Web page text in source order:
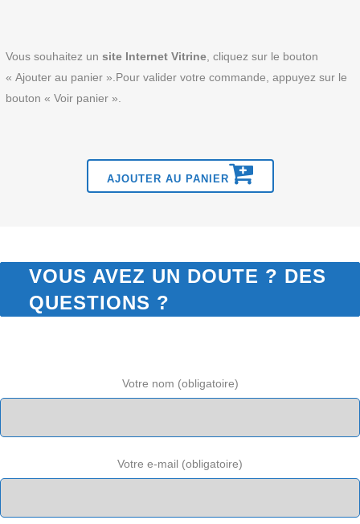
Vous souhaitez un site Internet Vitrine, cliquez sur le bouton
« Ajouter au panier ».Pour valider votre commande, appuyez sur le
bouton « Voir panier ».
AJOUTER AU PANIER
VOUS AVEZ UN DOUTE ? DES
QUESTIONS ?
Votre nom (obligatoire)
Votre e-mail (obligatoire)